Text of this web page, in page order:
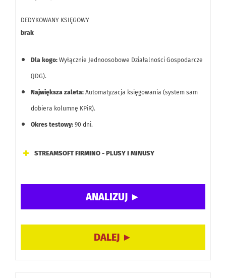
DEDYKOWANY KSIĘGOWY
brak
Dla kogo: Wyłącznie Jednoosobowe Działalności Gospodarcze
(JDG).
Największa zaleta: Automatyzacja księgowania (system sam
dobiera kolumnę KPiR).
Okres testowy: 90 dni.
STREAMSOFT FIRMINO - PLUSY I MINUSY
aplikacja mobilna.
Brak opcji oddelegowania księgowości dedykowanemu